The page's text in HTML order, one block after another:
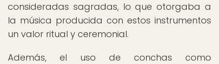
consideradas sagradas, lo que otorgaba a
la música producida con estos instrumentos
un valor ritual y ceremonial.
Además, el uso de conchas como